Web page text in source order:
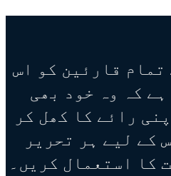
تمام قارئین کو اس
کہ وہ خود بھی
رائے کا کھل کر
کے لیے ہر تحریر
کا استعمال کریں۔